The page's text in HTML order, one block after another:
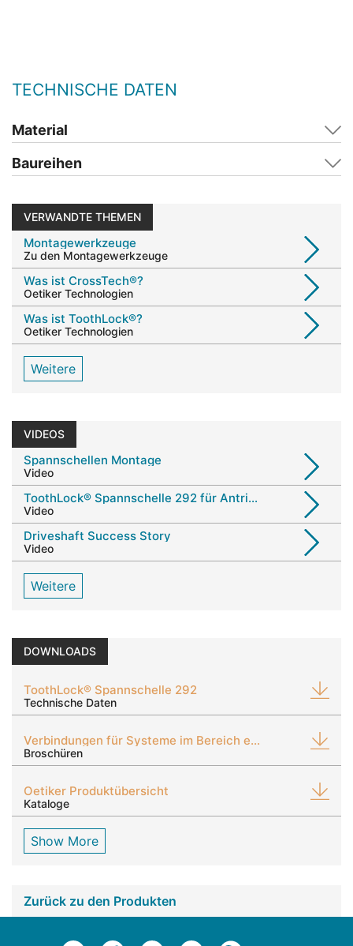
TECHNISCHE DATEN
Material
Baureihen
VERWANDTE THEMEN
Montagewerkzeuge
Zu den Montagewerkzeuge
Was ist CrossTech®?
Oetiker Technologien
Was ist ToothLock®?
Oetiker Technologien
Weitere
VIDEOS
Spannschellen Montage
Video
ToothLock® Spannschelle 292 für Antriebswellensysteme
Video
Driveshaft Success Story
Video
Weitere
DOWNLOADS
ToothLock® Spannschelle 292
Technische Daten
Verbindungen für Systeme im Bereich eMobilität
Broschüren
Oetiker Produktübersicht
Kataloge
Show More
Zurück zu den Produkten